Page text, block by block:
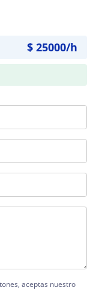
$ 25000/h
aceptas nuestro